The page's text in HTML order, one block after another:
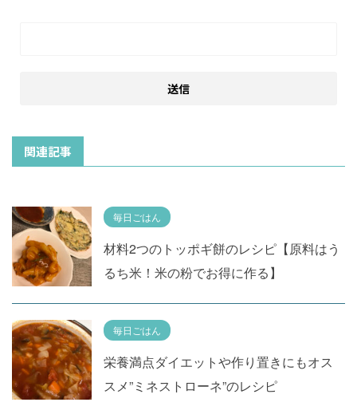
関連記事
毎日ごはん
材料2つのトッポギ餅のレシピ【原料はう
るち米！米の粉でお得に作る】
毎日ごはん
栄養満点ダイエットや作り置きにもオス
スメ”ミネストローネ”のレシピ